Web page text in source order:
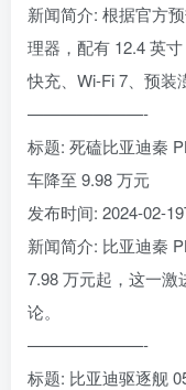
新闻简介: 根据官方
理器，配有 12.4 英
快充、Wi-Fi 7、预装
———————-
标题: 死磕比亚迪秦
车降至 9.98 万元
发布时间: 2024-02-
新闻简介: 比亚迪秦
7.98 万元起，这一
论。
———————-
标题: 比亚迪驱逐舰